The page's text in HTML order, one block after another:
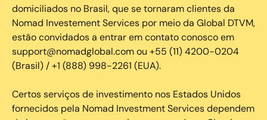
domiciliados no Brasil, que se tornaram clientes da
Nomad Investement Services por meio da Global DTVM,
estão convidados a entrar em contato conosco em
support@nomadglobal.com ou +55 (11) 4200-0204
(Brasil) / +1 (888) 998-2261 (EUA).
Certos serviços de investimento nos Estados Unidos
fornecidos pela Nomad Investment Services dependem